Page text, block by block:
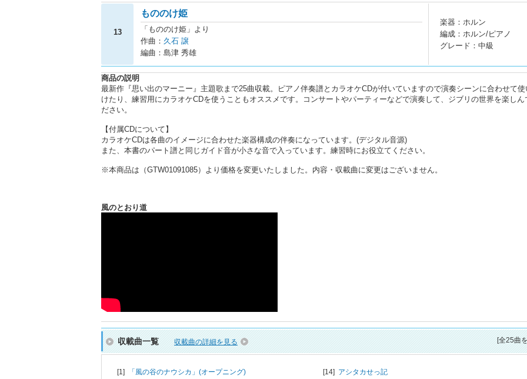
13
もののけ姫
「もののけ姫」より
作曲： 久石 譲
編曲：島津 秀雄
楽器：ホルン
編成：ホルン/ピアノ
グレード：中級
商品の説明
最新作『思い出のマーニー』主題歌まで25曲収載。ピアノ伴奏譜とカラオケCDが付いていますので演奏シーンに合わせて使
けたり、練習用にカラオケCDを使うこともオススメです。コンサートやパーティーなどで演奏して、ジブリの世界を楽しん
ださい。
【付属CDについて】
カラオケCDは各曲のイメージに合わせた楽器構成の伴奏になっています。(デジタル音源)
また、本書のパート譜と同じガイド音が小さな音で入っています。練習時にお役立てください。
※本商品は（GTW01091085）より価格を変更いたしました。内容・収載曲に変更はございません。
風のとおり道
収載曲一覧 収載曲の詳細を見る [全25曲
[1]
「風の谷のナウシカ」(オープニング)
[14] アシタカせっ記